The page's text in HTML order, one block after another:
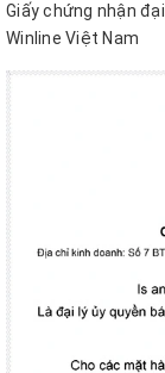
Giấy chứng nhận
Winline Việt Nam